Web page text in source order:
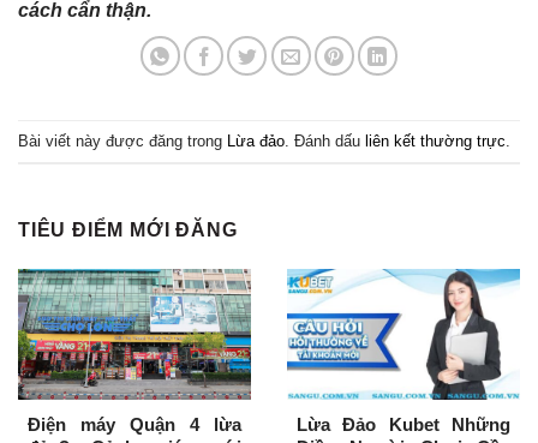
cách cẩn thận.
Bài viết này được đăng trong Lừa đảo . Đánh dấu liên kết thường trực
TIÊU ĐIỂM MỚI ĐĂNG
Điện máy Quận 4 lừa
Lừa Đảo Kubet Những